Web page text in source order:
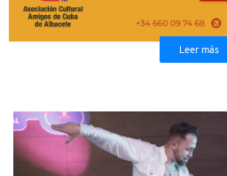
Leer más